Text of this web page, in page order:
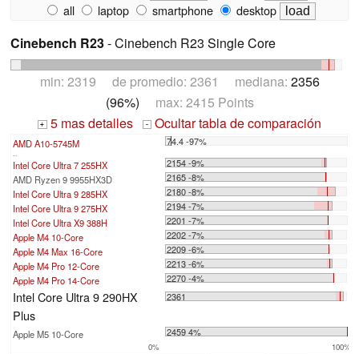
all
laptop smartphone desktop
Cinebench R23- Cinebench R23 Single Core
min: 2319 de promedio: 2361 mediana: 2356
(96%) max: 2415 Points
+ 5 mas detalles - Ocultar tabla de comparación
AMD A10-5745M 74.4 -97%
...
Intel Core Ultra 7 255HX
2154 -9%
AMD Ryzen 9 9955HX3D
2165 -8%
Intel Core Ultra 9 285HX
2180 -8%
Intel Core Ultra 9 275HX
2194 -7%
Intel Core Ultra X9 388H
2201 -7%
Apple M4 10-Core
2202 -7%
Apple M4 Max 16-Core
2209 -6%
Apple M4 Pro 12-Core
2213 -6%
Apple M4 Pro 14-Core
2270 -4%
Intel Core Ultra 9 290HX
Plus
2361
Apple M5 10-Core 2459 4%
0% 100%